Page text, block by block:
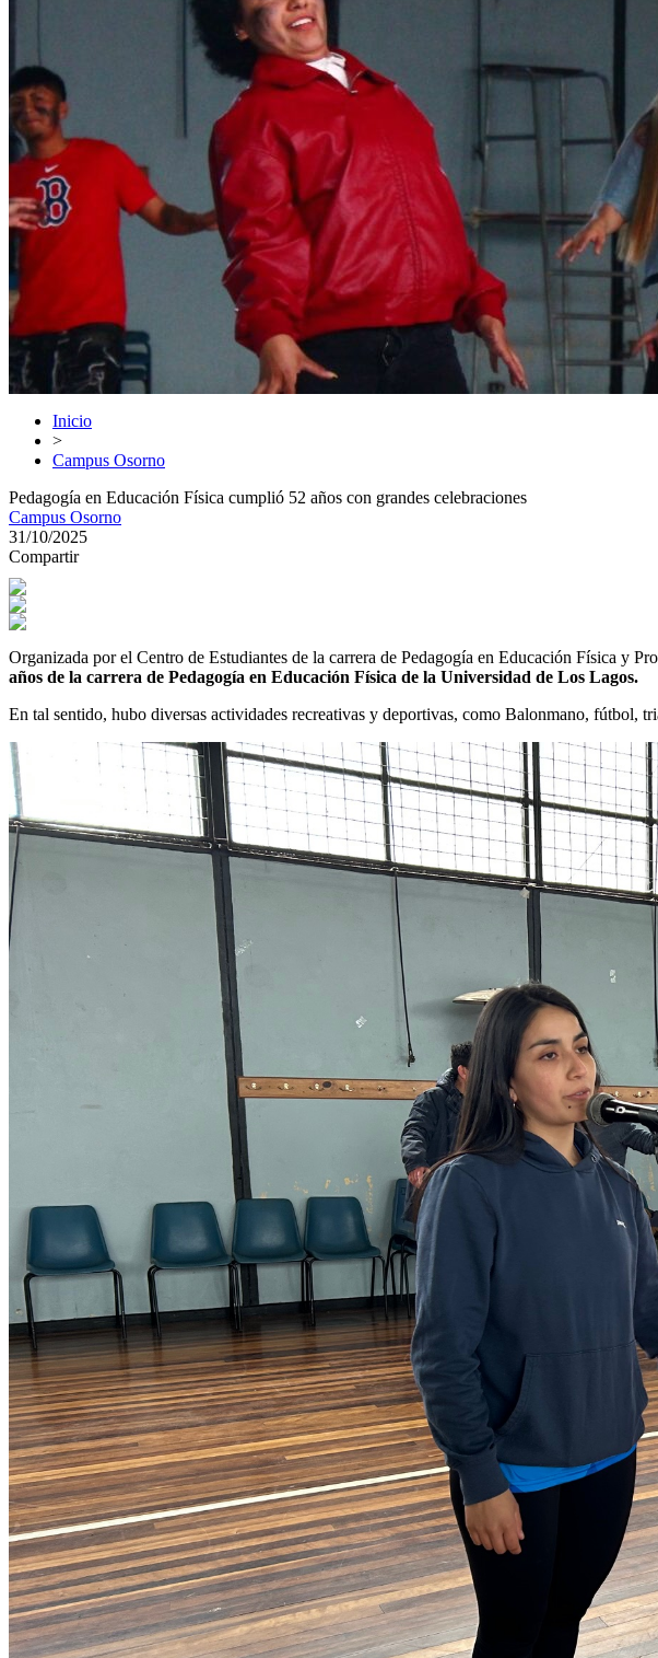
Inicio
>
Campus Osorno
Pedagogía en Educación Física cumplió 52 años con grandes celebraciones
Campus Osorno
31/10/2025
Compartir
Organizada por el Centro de Estudiantes de la carrera de Pedagogía en Educación Física y
años de la carrera de Pedagogía en Educación Física de la Universidad de Los Lagos.
En tal sentido, hubo diversas actividades recreativas y deportivas, como Balonmano, fútbol,